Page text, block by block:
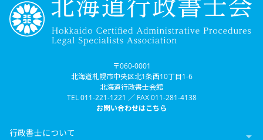
〒060-0001
北海道札幌市中央区北1条西10丁目1-6
北海道行政書士会館
TEL 011-221-1221 ／ FAX 011-281-4138
お問い合わせはこちら
行政書士について 